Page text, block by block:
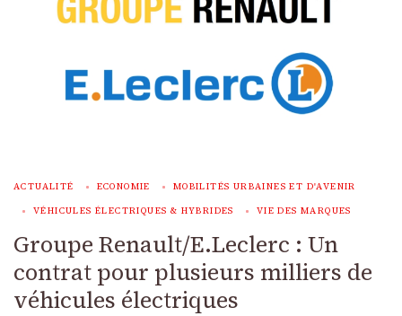
ACTUALITÉ ECONOMIE MOBILITÉS URBAINES ET D'AVENIR
VÉHICULES ÉLECTRIQUES & HYBRIDES VIE DES MARQUES
Groupe Renault/E.Leclerc : Un
contrat pour plusieurs milliers de
véhicules électriques